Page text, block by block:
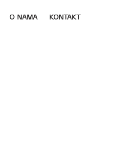
O NAMA KONTAKT